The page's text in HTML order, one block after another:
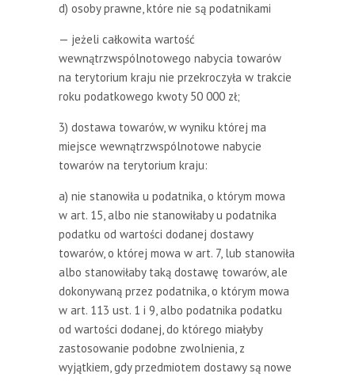
d) osoby prawne, które nie są podatnikami
— jeżeli całkowita wartość
wewnątrzwspólnotowego nabycia towarów
na terytorium kraju nie przekroczyła w trakcie
roku podatkowego kwoty 50 000 zł;
3) dostawa towarów, w wyniku której ma
miejsce wewnątrzwspólnotowe nabycie
towarów na terytorium kraju:
a) nie stanowiła u podatnika, o którym mowa
w art. 15, albo nie stanowiłaby u podatnika
podatku od wartości dodanej dostawy
towarów, o której mowa w art. 7, lub stanowiła
albo stanowiłaby taką dostawę towarów, ale
dokonywaną przez podatnika, o którym mowa
w art. 113 ust. 1 i 9, albo podatnika podatku
od wartości dodanej, do którego miałyby
zastosowanie podobne zwolnienia, z
wyjątkiem, gdy przedmiotem dostawy są nowe